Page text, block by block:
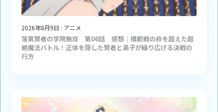
2026年8月9日 : アニメ
落第賢者の学院無双 第06話 感想｜模範戦の枠を超えた超
絶魔法バトル！正体を隠した賢者と弟子が繰り広げる決戦の
行方